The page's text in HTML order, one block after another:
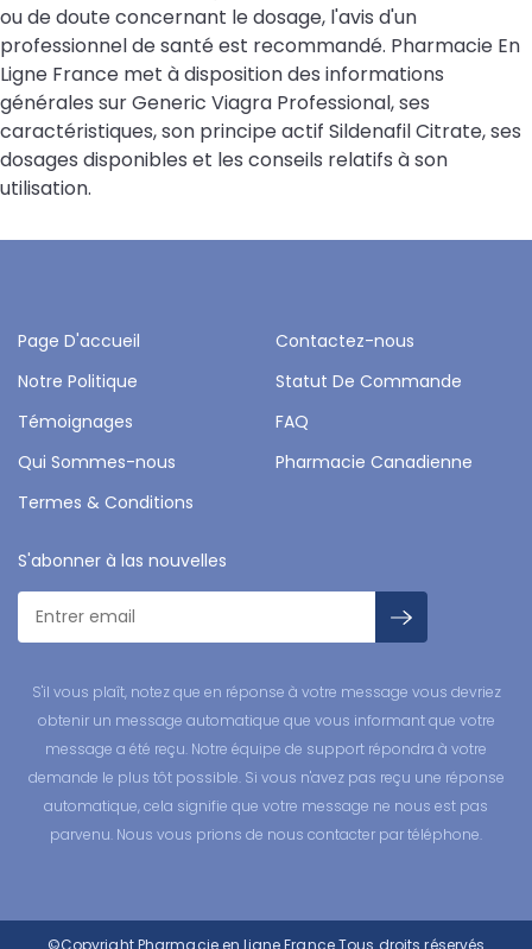
ou de doute concernant le dosage, l'avis d'un
professionnel de santé est recommandé. Pharmacie En
Ligne France met à disposition des informations
générales sur Generic Viagra Professional, ses
caractéristiques, son principe actif Sildenafil Citrate, ses
dosages disponibles et les conseils relatifs à son
utilisation.
Page D'accueil
Contactez-nous
Notre Politique
Statut De Commande
Témoignages
FAQ
Qui Sommes-nous
Pharmacie Canadienne
Termes & Conditions
S'abonner à las nouvelles
S'il vous plaît, notez que en réponse à votre message vous devriez
obtenir un message automatique que vous informant que votre
message a été reçu. Notre équipe de support répondra à votre
demande le plus tôt possible. Si vous n'avez pas reçu une réponse
automatique, cela signifie que votre message ne nous est pas
parvenu. Nous vous prions de nous contacter par téléphone.
©CopyrightPharmacie en ligne FranceTous droits réservés